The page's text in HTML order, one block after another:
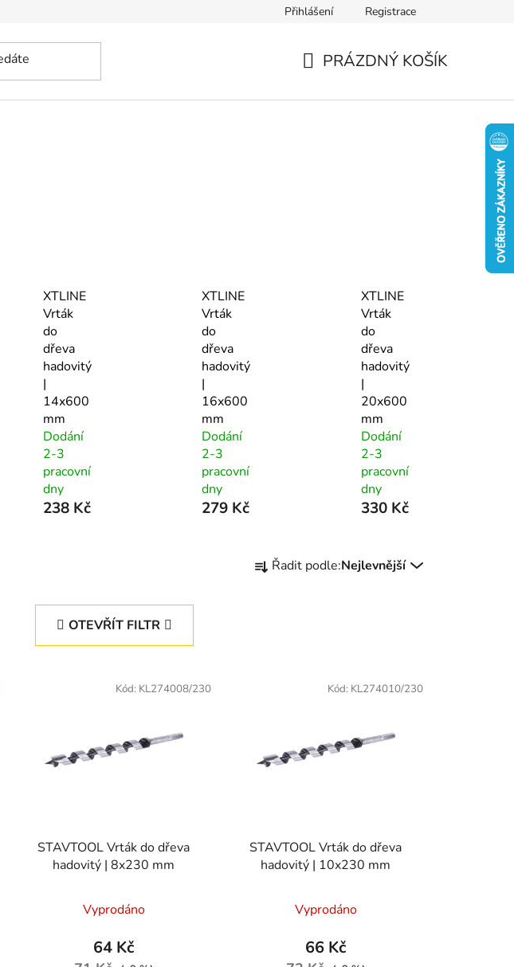
Přihlášení Registrace
PRÁZDNÝ KOŠÍK
XTLINE
Vrták
do
dřeva
hadovitý
|
14x600
mm
Dodání
2-3
pracovní
dny
238 Kč
XTLINE
Vrták
do
dřeva
hadovitý
|
16x600
mm
Dodání
2-3
pracovní
dny
279 Kč
XTLINE
Vrták
do
dřeva
hadovitý
|
20x600
mm
Dodání
2-3
pracovní
dny
330 Kč
a
u
Řadit podle:Nejlevnější
OTEVŘÍT FILTR
STAVTOOL Vrták do dřeva
hadovitý | 8x230 mm
Vyprodáno
64 Kč
Kód: KL274008/230
STAVTOOL Vrták do dřeva
hadovitý | 10x230 mm
Vyprodáno
66 Kč
Kód: KL274010/230